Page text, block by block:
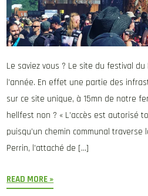
Le saviez vous ? Le site du festival
l’année. En effet une partie des
sur ce site unique, à 15mn de notre
hellfest non ? « L’accès est autorisé
puisqu’un chemin communal traverse
Perrin, l’attaché de […]
READ MORE »